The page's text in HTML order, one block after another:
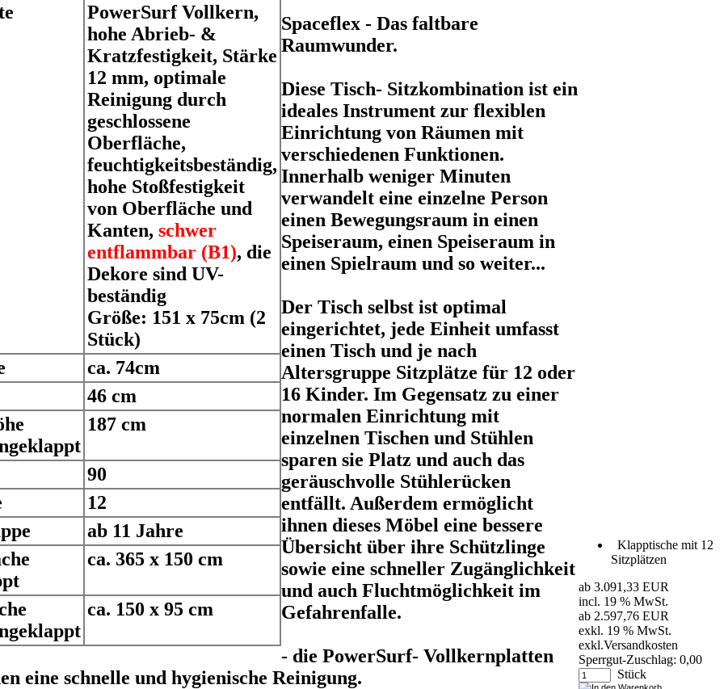
PowerSurf Vollkern,
hohe Abrieb- &
Kratzfestigkeit, Stärke
12 mm, optimale
Reinigung durch
geschlossene
Oberfläche,
feuchtigkeitsbeständig,
hohe Stoßfestigkeit
von Oberfläche und
Kanten, schwer
entflammbar (B1), die
Dekore sind UV-
beständig
Größe: 151 x 75cm (2
Stück)
ca. 74cm
46 cm
187 cm
90
12
ab 11 Jahre
ca. 365 x 150 cm
ca. 150 x 95 cm
Spaceflex - Das faltbare
Raumwunder.
Diese Tisch- Sitzkombination ist ein
ideales Instrument zur flexiblen
Einrichtung von Räumen mit
verschiedenen Funktionen.
Innerhalb weniger Minuten
verwandelt eine einzelne Person
einen Bewegungsraum in einen
Speiseraum, einen Speiseraum in
einen Spielraum und so weiter...
Der Tisch selbst ist optimal
eingerichtet, jede Einheit umfasst
einen Tisch und je nach
Altersgruppe Sitzplätze für 12 oder
16 Kinder. Im Gegensatz zu einer
normalen Einrichtung mit
einzelnen Tischen und Stühlen
sparen sie Platz und auch das
geräuschvolle Stühlerücken
entfällt. Außerdem ermöglicht
ihnen dieses Möbel eine bessere
Übersicht über ihre Schützlinge
sowie eine schneller Zugänglichkeit
und auch Fluchtmöglichkeit im
Gefahrenfalle.
- die PowerSurf- Vollkernplatten
eine schnelle und hygienische Reinigung.
Klapptische mit 12
Sitzplätzen
ab 3.091,33 EUR
incl. 19 % MwSt.
ab 2.597,76 EUR
exkl. 19 % MwSt.
exkl.Versandkosten
Sperrgut-Zuschlag: 0,00
Stück